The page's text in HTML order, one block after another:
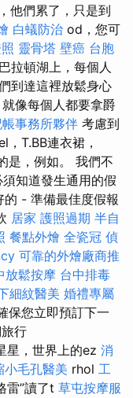
他們累了，只是到
白蟻防治 od，您可
靈骨塔 壁癌 台胞
拉頓湖上，每個人
到達這裡放鬆身心
像每個人都要拿爵
事務所夥伴 考慮到
T.BB連衣裙，
是，例如。 我們不
知道發生通用的假
- 準備最佳度假報
居家 護照過期 半自
餐點外燴 全瓷冠 偵
可靠的外燴廠商推
放鬆按摩 台中排毒
細紋醫美 婚禮專屬
保您立即預訂下一
行
星，世界上的ez 消
小毛孔醫美 rhol 工
雷”讀了t 草屯按摩服